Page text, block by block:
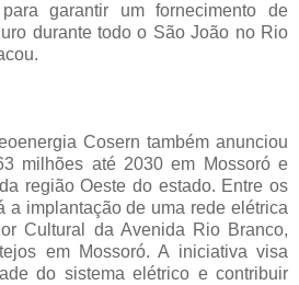
garantir um fornecimento de
durante todo o São João no Rio
Cosern também anunciou
milhões até 2030 em Mossoró e
região Oeste do estado. Entre os
a implantação de uma rede elétrica
Cultural da Avenida Rio Branco,
em Mossoró. A iniciativa visa
do sistema elétrico e contribuir